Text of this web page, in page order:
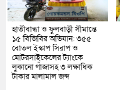
হাতীবান্ধা ও ফুলবাড়ী সীমান্তে
১৫ বিজিবির অভিযান: ৩৫৫
বোতল ইস্কাপ সিরাপ ও
মোটরসাইকেলের ট্যাংকে
লুকানো গাঁজাসহ ৩ লক্ষাধিক
টাকার মালামাল জব্দ